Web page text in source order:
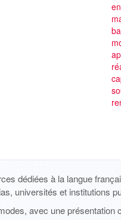
dédiées à la langue
universités et institutions
avec une présentation